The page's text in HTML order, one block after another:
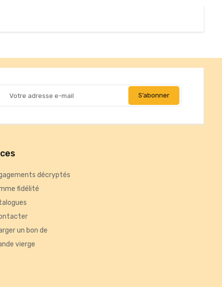
décryptés
fidélité
un bon de
vierge
ou encore la répartition géographique des visiteurs.